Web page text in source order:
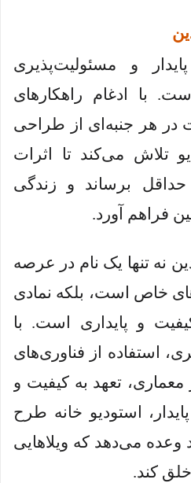
و مسئولیت‌پذیری
با ادغام راهکارهای
در هر جنبه‌ای از طراحی
تلاش می‌کند تا اثرات
برساند و زندگی
فراهم آورد.
نه تنها یک نام در عرصه
خاص است، بلکه نمادی
و پایداری است. با
استفاده از فناوری‌های
معماری، تعهد به کیفیت و
استودیو خانه طرح
وعده می‌دهد که ویلاهایی
خلق کند.